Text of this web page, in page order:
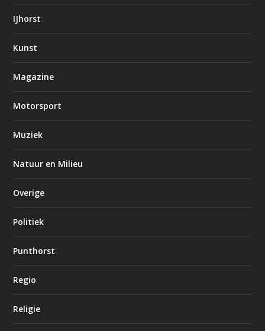
IJhorst
Kunst
Magazine
Motorsport
Muziek
Natuur en Milieu
Overige
Politiek
Punthorst
Regio
Religie